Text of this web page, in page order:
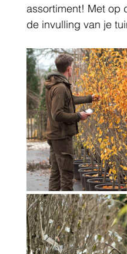
assortiment! Met op
de invulling van je